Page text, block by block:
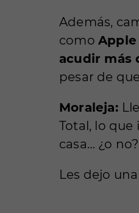
Además,
como
acudir más
pesar de
Moraleja:
Total, lo que
casa… ¿o no?
Les dejo